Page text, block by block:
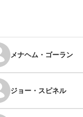
メナヘム・ゴーラン
ジョー・スピネル